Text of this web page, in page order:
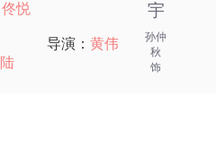
佟悦
导演： 黄伟
宇
孙仲
秋
饰